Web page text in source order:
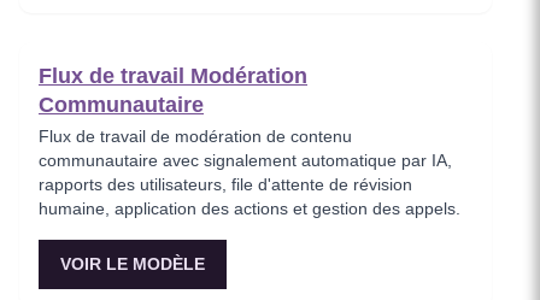
Flux de travail Modération
Communautaire
Flux de travail de modération de contenu
communautaire avec signalement automatique par IA,
rapports des utilisateurs, file d'attente de révision
humaine, application des actions et gestion des appels.
VOIR LE MODÈLE